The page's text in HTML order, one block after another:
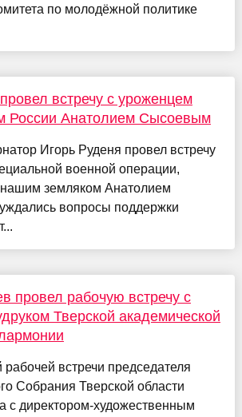
по молодёжной политике
встречу с уроженцем
России Анатолием Сысоевым
Игорь Руденя провел встречу
военной операции,
земляком Анатолием
вопросы поддержки
провел рабочую встречу с
Тверской академической
встречи председателя
Собрания Тверской области
с директором-художественным